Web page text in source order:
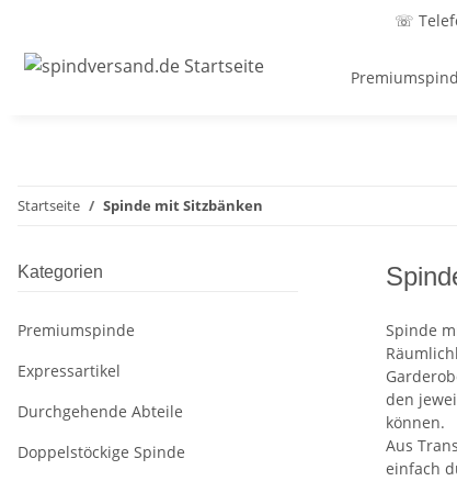
☏
Startseite Spinde mit Sitzbänken
Spinde
den
können.
Aus
einfach
Kategorien
Premiumspinde
Expressartikel
Durchgehende Abteile
Doppelstöckige Spinde